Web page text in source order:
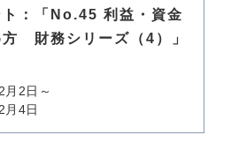
：「No.45 利益・資金
財務シリーズ（4）」
月2日～
月4日